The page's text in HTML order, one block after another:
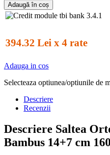
Adaugă în coș
394.32 Lei x 4 rate
Adauga in cos
Selecteaza optiunea/optiunile de
Descriere
Recenzii
Descriere Saltea
Bambus 14+7 cm